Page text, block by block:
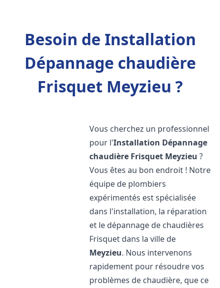
Besoin de Installation
Dépannage chaudière
Frisquet Meyzieu ?
Vous cherchez un professionnel
pour l'Installation Dépannage
chaudière Frisquet Meyzieu ?
Vous êtes au bon endroit ! Notre
équipe de plombiers
expérimentés est spécialisée
dans l'installation, la réparation
et le dépannage de chaudières
Frisquet dans la ville de
Meyzieu. Nous intervenons
rapidement pour résoudre vos
problèmes de chaudière, que ce